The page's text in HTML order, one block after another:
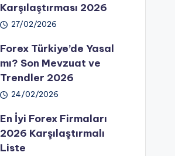
Karşılaştırması 2026
27/02/2026
Forex Türkiye’de Yasal
mı? Son Mevzuat ve
Trendler 2026
24/02/2026
En İyi Forex Firmaları
2026 Karşılaştırmalı
Liste